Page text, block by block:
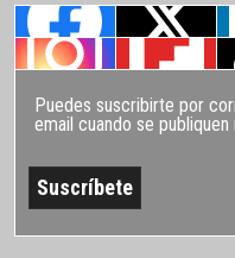
Puedes suscribirte por
email cuando se